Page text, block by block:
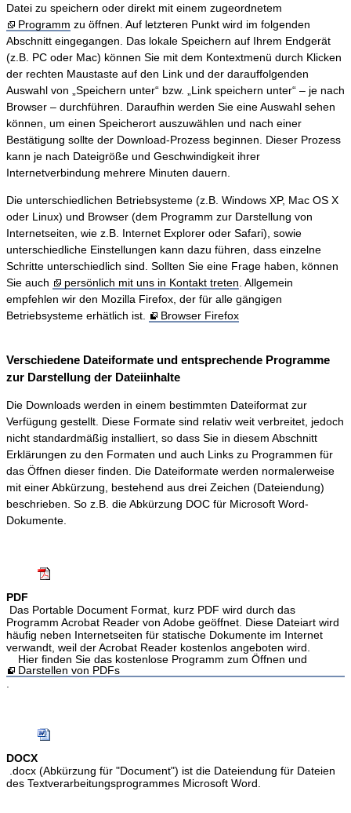
Datei zu speichern oder direkt mit einem zugeordnetem
Programm zu öffnen. Auf letzteren Punkt wird im folgenden
Abschnitt eingegangen. Das lokale Speichern auf Ihrem Endgerät
(z.B. PC oder Mac) können Sie mit dem Kontextmenü durch Klicken
der rechten Maustaste auf den Link und der darauffolgenden
Auswahl von „Speichern unter“ bzw. „Link speichern unter“ – je nach
Browser – durchführen. Daraufhin werden Sie eine Auswahl sehen
können, um einen Speicherort auszuwählen und nach einer
Bestätigung sollte der Download-Prozess beginnen. Dieser Prozess
kann je nach Dateigröße und Geschwindigkeit ihrer
Internetverbindung mehrere Minuten dauern.
Die unterschiedlichen Betriebsysteme (z.B. Windows XP, Mac OS X
oder Linux) und Browser (dem Programm zur Darstellung von
Internetseiten, wie z.B. Internet Explorer oder Safari), sowie
unterschiedliche Einstellungen kann dazu führen, dass einzelne
Schritte unterschiedlich sind. Sollten Sie eine Frage haben, können
Sie auch
persönlich mit uns in Kontakt treten . Allgemein
empfehlen wir den Mozilla Firefox, der für alle gängigen
Betriebsysteme erhätlich ist.
Browser Firefox
Verschiedene Dateiformate und entsprechende Programme
zur Darstellung der Dateiinhalte
Die Downloads werden in einem bestimmten Dateiformat zur
Verfügung gestellt. Diese Formate sind relativ weit verbreitet, jedoch
nicht standardmäßig installiert, so dass Sie in diesem Abschnitt
Erklärungen zu den Formaten und auch Links zu Programmen für
das Öffnen dieser finden. Die Dateiformate werden normalerweise
mit einer Abkürzung, bestehend aus drei Zeichen (Dateiendung)
beschrieben. So z.B. die Abkürzung DOC für Microsoft Word-
Dokumente.
PDF
Das Portable Document Format, kurz PDF wird durch das
Programm Acrobat Reader von Adobe geöffnet. Diese Dateiart wird
häufig neben Internetseiten für statische Dokumente im Internet
verwandt, weil der Acrobat Reader kostenlos angeboten wird.
Hier finden Sie das kostenlose Programm zum Öffnen und
Darstellen von PDFs
.
DOCX
.docx (Abkürzung für "Document") ist die Dateiendung für Dateien
des Textverarbeitungsprogrammes Microsoft Word.